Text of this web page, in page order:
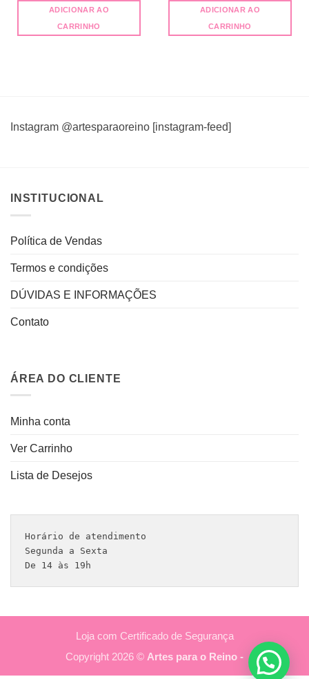
ADICIONAR AO
CARRINHO
ADICIONAR AO
CARRINHO
Instagram @artesparaoreino [instagram-feed]
INSTITUCIONAL
Política de Vendas
Termos e condições
DÚVIDAS E INFORMAÇÕES
Contato
ÁREA DO CLIENTE
Minha conta
Ver Carrinho
Lista de Desejos
Horário de atendimento
Segunda a Sexta
De 14 às 19h
Loja com Certificado de Segurança
Copyright 2026 © Artes para o Reino -